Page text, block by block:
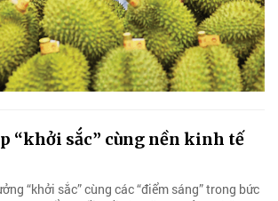
“khởi sắc” cùng nền kinh tế
“khởi sắc” cùng các “điểm sáng” trong bức